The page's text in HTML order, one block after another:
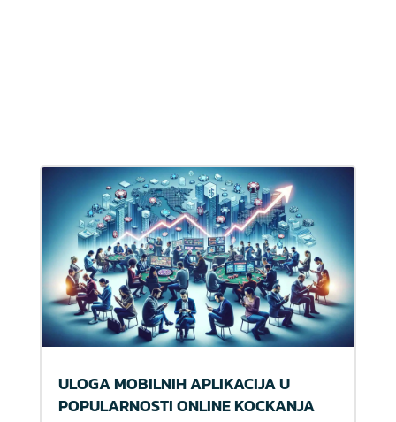
ULOGA MOBILNIH APLIKACIJA U
POPULARNOSTI ONLINE KOCKANJA